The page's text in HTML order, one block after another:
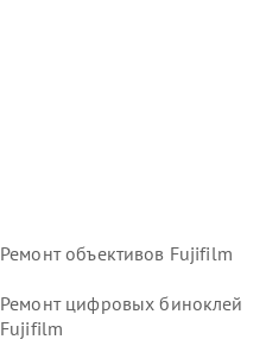
Ремонт объективов Fujifilm
Ремонт цифровых биноклей
Fujifilm